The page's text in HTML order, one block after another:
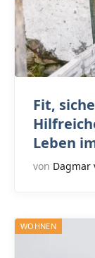
Fit,
Leben
von Dagmar
WOHNEN